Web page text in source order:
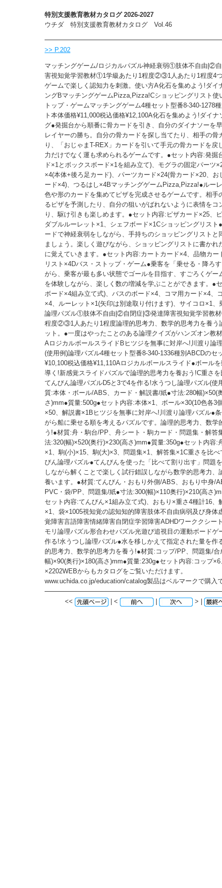
特別支援教育教材カタログ 2026-2027
ウチダ 特別支援教育教材カタログ Vol.46
>> P.202
マッチングゲーム/ロジカルパズル神経衰弱①肢体不自由|②
害視知覚学習教材①1学級あたり1程度②③1人あたり1程度4
ゲームで楽しく認知力を刺激。使い方A化石を集めよう!ダイ
ングBマッチングゲームPizza,Pizza!Cショッピングリスト使
トップ・ゲームマッチングゲーム4種セット型番8-340-1278
ト本体価格¥11,000税込価格¥12,100A化石を集めよう!ダイナ
グ●発掘台から順番に骨カードを引き、自分のダイナソーを
レイヤーの勝ち。自分の骨カードを探し当てたり、相手の骨
り、「おじゃまT-REX」カードを引いて手元の骨カードを戻
力だけでなく運も求められるゲームです。●セット内容:発掘
ド×1とボックスボード×1を組み立て)、モグラの固定パーツ
×4(本体+後ろ足カード)、パーツカード×24(骨カード×20、お
ード×4)、つるはし×4BマッチングゲームPizza,Pizza!●ルー
色や形のカードを集めてピザを完成させるゲームです。相手
るピザを予測したり、自分の狙いがばれないように表情をコ
り、駆け引きも楽しめます。●セット内容:ピザカード×25、
ダブルルーレット×1、シェフボード×1Cショッピングリスト
ードで神経衰弱をしながら、手持ちのショッピングリストと
ましょう。楽しく遊びながら、ショッピングリストに書かれ
に覚えていきます。●セット内容:カートカード×4、品物カー
リスト×4Dバス・ストップ・ゲーム●乗客を「乗せる・降ろ
がら、乗客が最も多い状態でゴールを目指す、すごろくゲー
を体験しながら、楽しく数の増減を学ぶことができます。●
ボード×4組み立て式)、バスのボード×4、コマ用カード×4、
×4、ルーレット×1(矢印は別途取り付けます)、サイコロ×1、
論理パズル①肢体不自由|②自閉症|③発達障害視知覚学習教
程度②③1人あたり1程度論理的思考力、数学的思考力を養う
ット。●一度はやったことのある論理クイズがハンズオン教
AロジカルボールスライドBヒツジを無事に対岸へ!川渡り論
(使用例)論理パズル4種セット型番8-340-1336種別ABCDのセ
¥10,100税込価格¥11,110Aロジカルボールスライド●ボール
導く!新感覚スライドパズルで論理的思考力を養おう!C重さ
てんびん論理パズルD5と3で4を作る!水うつし論理パズル(使
質:本体・ボール/ABS、カード・解説書/紙●寸法:280幅)×50(
さ)mm●質量:500g●セット内容:本体×1、ボール×30(10色各3
×50、解説書×1Bヒツジを無事に対岸へ!川渡り論理パズル●
がら船に乗せる順を考えるパズルです。論理的思考力、数学
う!●材質:舟・駒台/PP、舟シート・駒カード・問題集・解答
法:320(幅)×520(奥行)×230(高さ)mm●質量:350g●セット内容:
×1、駒(小)×15、駒(大)×3、問題集×1、解答集×1C重さを比
びん論理パズル●てんびんを使った「比べて割り出す」問題
しながら解くことで楽しく試行錯誤しながら数学的思考力、
養います。●材質:てんびん・おもり外側/ABS、おもり中身/
PVC・袋/PP、問題集/紙●寸法:300(幅)×110奥行)×210(高さ
セット内容:てんびん×1組み立て式)、おもり×重さ4種計16、
×1、袋×1005視知覚の認知知的障害肢体不自由病弱及び身体
覚障害言語障害情緒障害自閉症学習障害ADHDワーククシー
モリ論理パズル形合わせパズル光遊び追視目の運動ボードゲ
作る!水うつし論理パズル●水を移しかえて指定された量を作
的思考力、数学的思考力を養う!●材質:コップ/PP、問題集/
幅)×90(奥行)×180(高さ)mm●質量:230g●セット内容:コップ
×2202WEBからもカタログをご覧いただけます。
www.uchida.co.jp/education/catalog製品はベルマークで購入
<< | < | > |